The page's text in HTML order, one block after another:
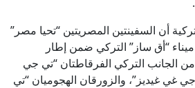
أن السفينتين المصريتين “تحيا مصر”
“أق ساز” التركي ضمن إطار
الجانب التركي الفرقاطتان “تي جي
غي غيديز”، والزورقان الهجوميان “تي